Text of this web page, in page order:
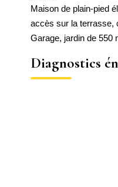
Maison de plain-pied
accès sur la terrasse,
Garage, jardin de 550
Diagnostics